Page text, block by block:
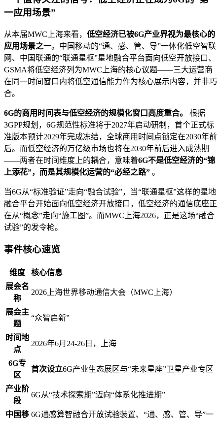
一应用场景”
从本届MWC上海来看， 低空经济已被6G产业界视为最核心的
应用场景之一。中国移动的“通、感、管、导”一体化低空智联
网、中国联通的“联通星枢”星地融合平台面向低空开放接口、
GSMA将低空经济列为MWC上海的核心议题——三大运营商
在同一时间窗口内将低空通信能力作为核心展示内容，并非巧
合。
6G的商用时间表与低空经济的规模化窗口高度重合。
根据
3GPP规划，6G规范性标准将于2027年启动研制，首个正式标
准版本预计2029年完成冻结，全球商用时间点锁定在2030年前
后。而低空经济的万亿级市场也将在2030年前后进入成熟期
——两者在时间维度上的耦合，意味着6G不是低空经济的“锦
上添花”，而是其规模化运营的“必经之路” 。
当6G从“标准验证”走向“融合试验”，当“联通星枢”这样的星地
融合平台开始面向低空经济开放接口，低空经济的通信底座正
在从“概念”走向“施工图”。而MWC上海2026，正是这场“融合
试验”的发令枪。
事件核心速览
维度
核心信息
展会名
称
2026上海世界移动通信大会（MWC上海）
展会主
题
“众智启新”
时间地
点
2026年6月24-26日，上海
6G专
区
首次设立6G产业生态展区与“未来星座”卫星产业专区
产业阶
段
6G从“技术探索期”迈向“体系化推进期”
中国移 6G通感算智融合开放试验装置、“通、感、管、导”一